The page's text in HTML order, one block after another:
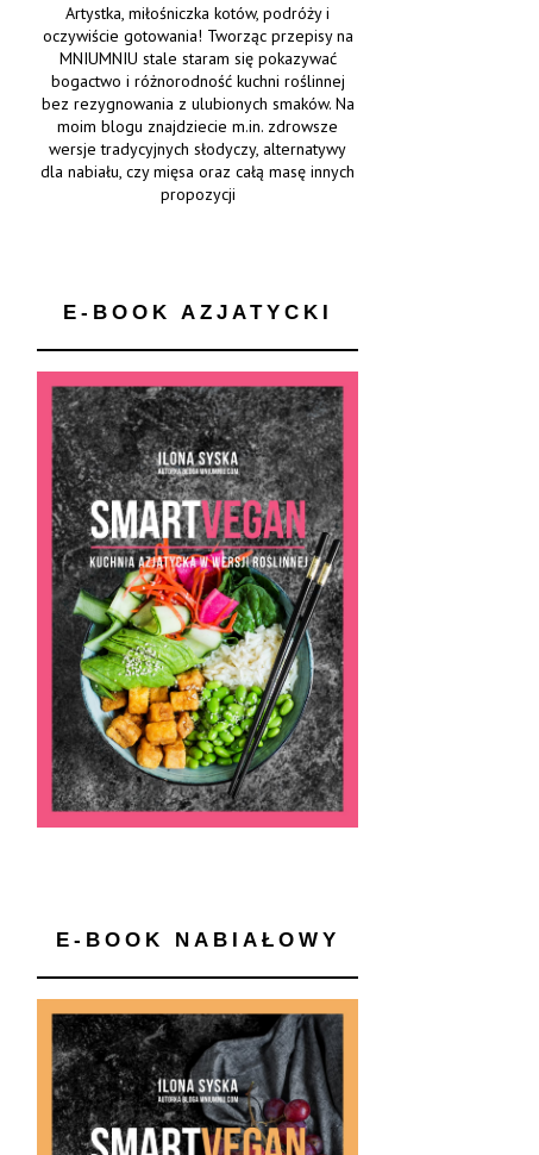
Artystka, miłośniczka kotów, podróży i
oczywiście gotowania! Tworząc przepisy na
MNIUMNIU stale staram się pokazywać
bogactwo i różnorodność kuchni roślinnej
bez rezygnowania z ulubionych smaków. Na
moim blogu znajdziecie m.in. zdrowsze
wersje tradycyjnych słodyczy, alternatywy
dla nabiału, czy mięsa oraz całą masę innych
propozycji
E-BOOK AZJATYCKI
E-BOOK NABIAŁOWY